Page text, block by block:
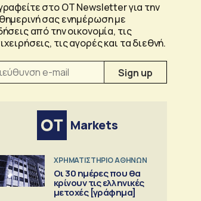
στο OT Newsletter για την
σας ενημέρωση με
από την οικονομία, τις
τις αγορές και τα διεθνή.
Markets
XΡΗΜΑΤΙΣΤΗΡΙΟ ΑΘΗΝΩΝ
Οι 30 ημέρες που θα
κρίνουν τις ελληνικές
μετοχές [γράφημα]